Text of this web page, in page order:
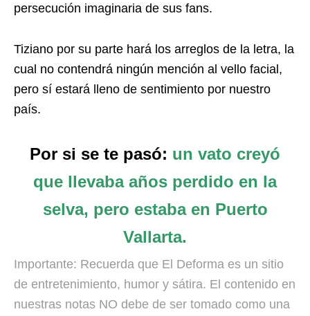
persecución imaginaria de sus fans.
Tiziano por su parte hará los arreglos de la letra, la
cual no contendrá ningún mención al vello facial,
pero sí estará lleno de sentimiento por nuestro
país.
Por si se te pasó: un vato creyó
que llevaba años perdido en la
selva, pero estaba en Puerto
Vallarta.
Importante: Recuerda que El Deforma es un sitio
de entretenimiento, humor y sátira. El contenido en
nuestras notas NO debe de ser tomado como una